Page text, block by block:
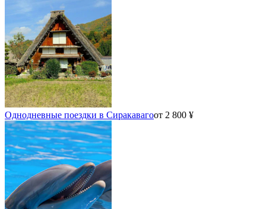
Однодневные поездки в Сиракавагоот 2 800 ¥